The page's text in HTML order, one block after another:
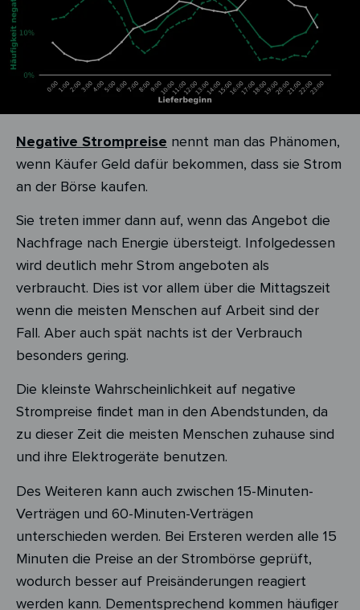
Negative Strompreise nennt man das Phänomen,
wenn Käufer Geld dafür bekommen, dass sie Strom
an der Börse kaufen.
Sie treten immer dann auf, wenn das Angebot die
Nachfrage nach Energie übersteigt. Infolgedessen
wird deutlich mehr Strom angeboten als
verbraucht. Dies ist vor allem über die Mittagszeit
wenn die meisten Menschen auf Arbeit sind der
Fall. Aber auch spät nachts ist der Verbrauch
besonders gering.
Die kleinste Wahrscheinlichkeit auf negative
Strompreise findet man in den Abendstunden, da
zu dieser Zeit die meisten Menschen zuhause sind
und ihre Elektrogeräte benutzen.
Des Weiteren kann auch zwischen 15-Minuten-
Verträgen und 60-Minuten-Verträgen
unterschieden werden. Bei Ersteren werden alle 15
Minuten die Preise an der Strombörse geprüft,
wodurch besser auf Preisänderungen reagiert
werden kann. Dementsprechend kommen häufiger